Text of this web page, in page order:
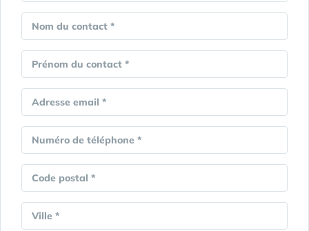
Nom du contact *
Prénom du contact *
Adresse email *
Numéro de téléphone *
Code postal *
Ville *